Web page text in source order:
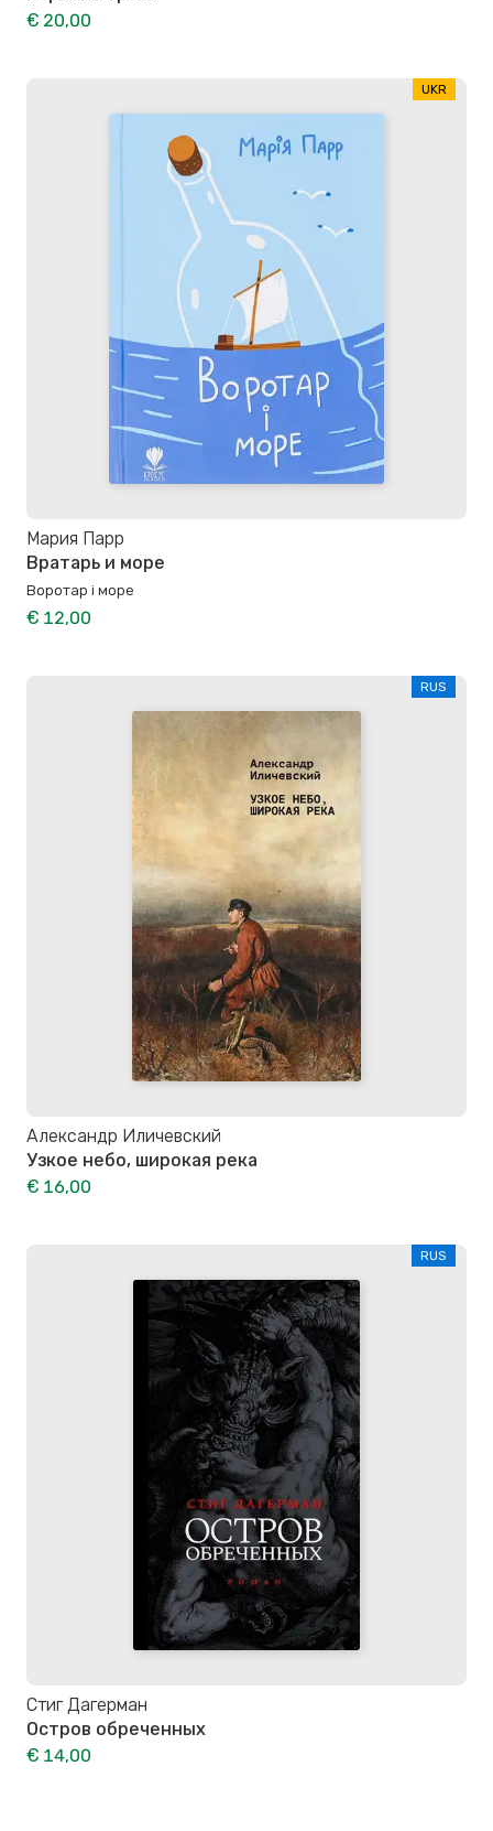
€ 20,00
UKR
Мария Парр
Вратарь и море
Воротар і море
€ 12,00
RUS
Александр Иличевский
Узкое небо, широкая река
€ 16,00
RUS
Стиг Дагерман
Остров обреченных
€ 14,00